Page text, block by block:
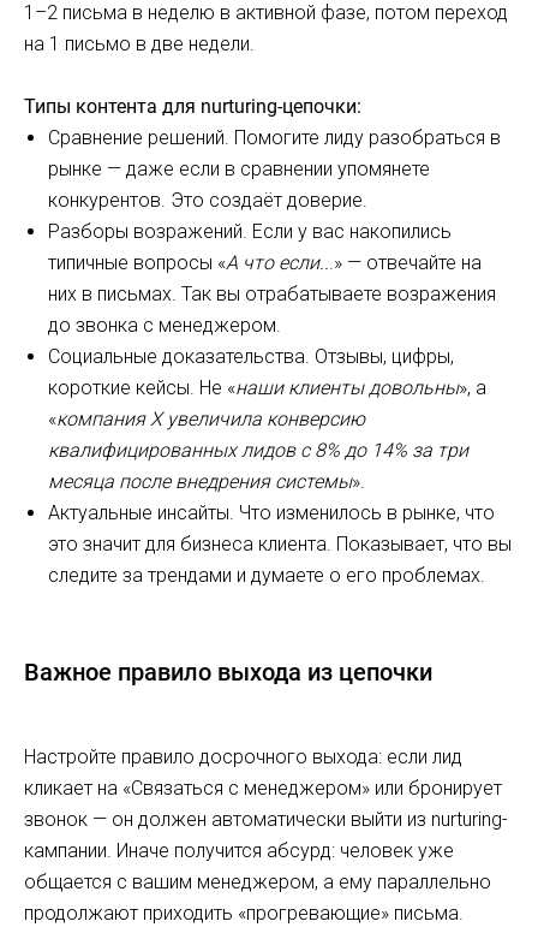
1–2 письма в неделю в активной фазе, потом переход
на 1 письмо в две недели.
Типы контента для nurturing-цепочки:
Сравнение решений. Помогите лиду разобраться в
рынке — даже если в сравнении упомянете
конкурентов. Это создаёт доверие.
Разборы возражений. Если у вас накопились
типичные вопросы «А что если...» — отвечайте на
них в письмах. Так вы отрабатываете возражения
до звонка с менеджером.
Социальные доказательства. Отзывы, цифры,
короткие кейсы. Не «наши клиенты довольны», а
«компания X увеличила конверсию
квалифицированных лидов с 8% до 14% за три
месяца после внедрения системы».
Актуальные инсайты. Что изменилось в рынке, что
это значит для бизнеса клиента. Показывает, что вы
следите за трендами и думаете о его проблемах.
Важное правило выхода из цепочки
Настройте правило досрочного выхода: если лид
кликает на «Связаться с менеджером» или бронирует
звонок — он должен автоматически выйти из nurturing-
кампании. Иначе получится абсурд: человек уже
общается с вашим менеджером, а ему параллельно
продолжают приходить «прогревающие» письма.